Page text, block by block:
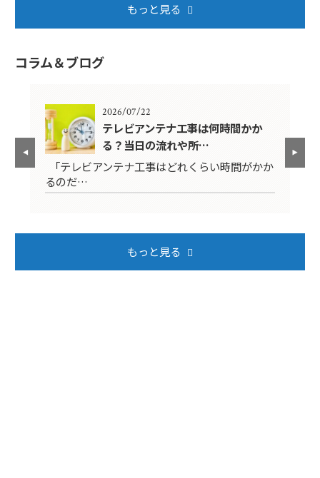
もっと見る
コラム＆ブログ
2026/07/22
テレビアンテナ工事は何時間かか
る？当日の流れや所…
「テレビアンテナ工事はどれくらい時間がかか
るのだ…
もっと見る